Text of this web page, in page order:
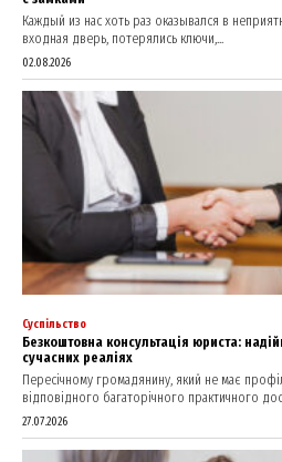
Contact us
My account
Каждый из нас хоть раз оказывался в
входная дверь, потерялись ключи,...
02.08.2026
Суспільство
Безкоштовна консультація юриста:
сучасних реаліях
Пересічному громадянину, який не має
відповідного багаторічного практичного
27.07.2026